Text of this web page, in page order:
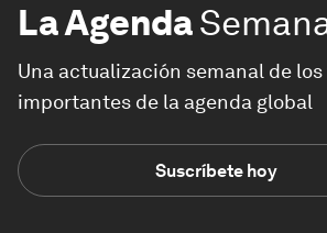
La Agenda
Una actualización semanal de
importantes de la agenda global
Suscríbete hoy